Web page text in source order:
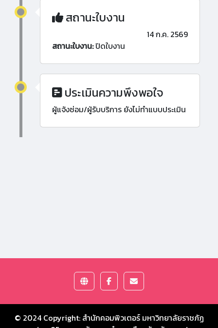
สถานะใบงาน
14 ก.ค. 2569
สถานะใบงาน:ปิดใบงาน
ประเมินความพึงพอใจ
ผู้แจ้งซ่อม/ผู้รับบริการ ยังไม่ทำแบบประเมิน
© 2024 Copyright: สำนักคอมพิวเตอร์ มหาวิทยาลัยราชภัฏ